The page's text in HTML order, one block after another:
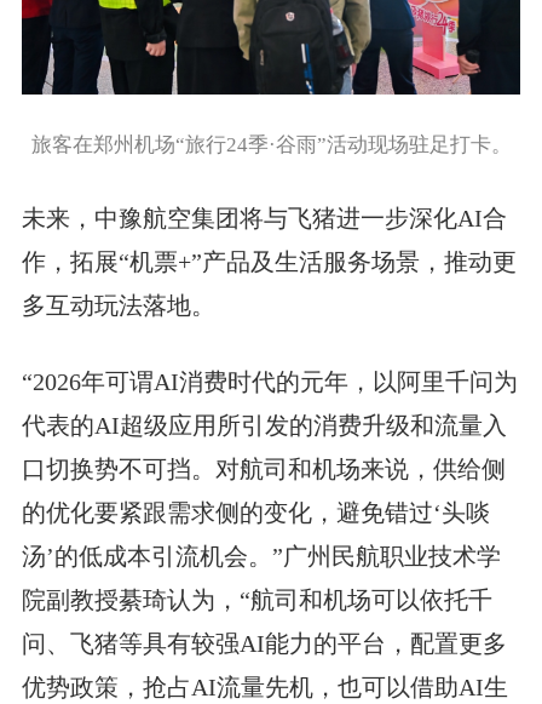
旅客在郑州机场“旅行24季·谷雨”活动现场驻足打卡。
未来，中豫航空集团将与飞猪进一步深化AI合
作，拓展“机票+”产品及生活服务场景，推动更
多互动玩法落地。
“2026年可谓AI消费时代的元年，以阿里千问为
代表的AI超级应用所引发的消费升级和流量入
口切换势不可挡。对航司和机场来说，供给侧
的优化要紧跟需求侧的变化，避免错过‘头啖
汤’的低成本引流机会。”广州民航职业技术学
院副教授綦琦认为，“航司和机场可以依托千
问、飞猪等具有较强AI能力的平台，配置更多
优势政策，抢占AI流量先机，也可以借助AI生